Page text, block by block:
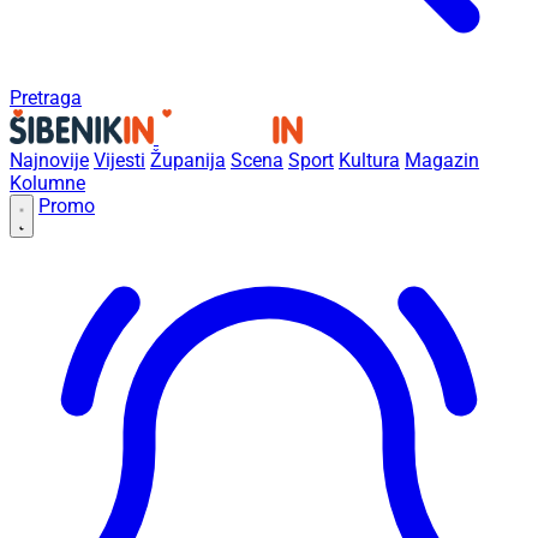
Pretraga
Najnovije Vijesti Županija Scena Sport Kultura Magazin
Kolumne
Promo